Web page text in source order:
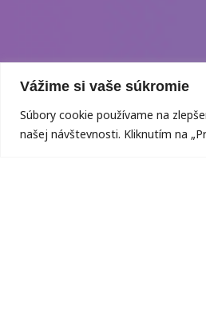
Vážime si vaše súkromie
Súbory cookie používame na
našej návštevnosti. Kliknutím na